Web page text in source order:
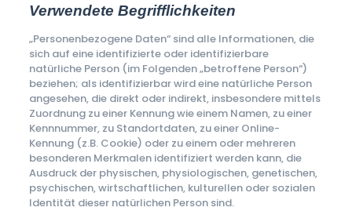
Verwendete Begrifflichkeiten
„Personenbezogene Daten“ sind alle Informationen, die
sich auf eine identifizierte oder identifizierbare
natürliche Person (im Folgenden „betroffene Person“)
beziehen; als identifizierbar wird eine natürliche Person
angesehen, die direkt oder indirekt, insbesondere mittels
Zuordnung zu einer Kennung wie einem Namen, zu einer
Kennnummer, zu Standortdaten, zu einer Online-
Kennung (z.B. Cookie) oder zu einem oder mehreren
besonderen Merkmalen identifiziert werden kann, die
Ausdruck der physischen, physiologischen, genetischen,
psychischen, wirtschaftlichen, kulturellen oder sozialen
Identität dieser natürlichen Person sind.